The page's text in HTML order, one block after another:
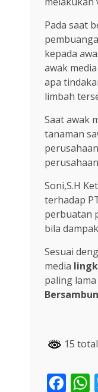
Pada saat
kepada
awak
apa
limbah
Saat awak
tanaman
Soni,S.H
terhadap
perbuatan
bila
Sesuai
media
paling
15